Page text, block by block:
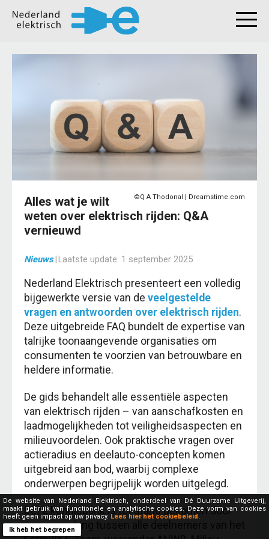
©Q A Thodonal | Dreamstime.com
Alles wat je wilt
weten over elektrisch rijden: Q&A
vernieuwd
Nieuws|Laatste update: 1 september 2025
Nederland Elektrisch presenteert een volledig
bijgewerkte versie van de veelgestelde
vragen en antwoorden over elektrisch rijden.
Deze uitgebreide FAQ bundelt de expertise van
talrijke toonaangevende organisaties om
consumenten te voorzien van betrouwbare en
heldere informatie.
De gids behandelt alle essentiële aspecten
van elektrisch rijden – van aanschafkosten en
laadmogelijkheden tot veiligheidsaspecten en
milieuvoordelen. Ook praktische vragen over
actieradius en deelauto-concepten komen
uitgebreid aan bod, waarbij complexe
onderwerpen begrijpelijk worden uitgelegd.
Deze kennisbank is tot stand gekomen door
samenwerking tussen alle deelnemers van het
De website van Nederland Elektrisch, onderdeel van Dé Duurzame Uitgeverij,
maakt gebruik van functionele en analytische cookies. Deze vorm van cookies
heeft geen impact op uw privacy. Lees hier het cookiebeleid.
Ik heb het begrepen